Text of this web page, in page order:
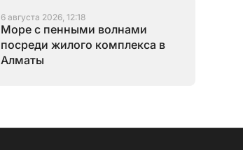
6 августа 2026, 12:18
Море с пенными волнами
посреди жилого комплекса в
Алматы